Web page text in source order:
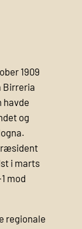
1909
Birreria
havde
og
i marts
mod
regionale